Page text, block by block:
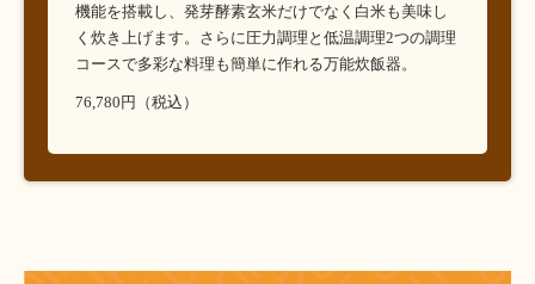
機能を搭載し、発芽酵素玄米だけでなく白米も美味し
く炊き上げます。さらに圧力調理と低温調理2つの調理
コースで多彩な料理も簡単に作れる万能炊飯器。
76,780円（税込）